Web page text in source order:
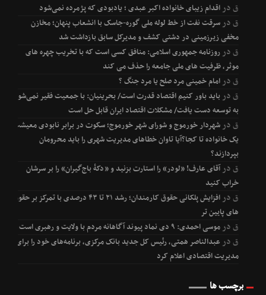
قدراقدام زیبای خانواده اکبر عبدی ؛ یادبودی که پژمرده نمی‌شود
قدرسرقت نفت از خط لوله ملی گوره-جاسک با انشعاب پنهان؛ مخازن
مخفی زیرزمینی در دشتی کشف و مدیرکل سابق بازداشت شد
قدرروزنامه جمهوری اسلامی: منافق کسی است که با تخریب چهره های
موثر، ظرفیت های ملی جامعه را حذف می کند
قدرامام خمینی مرد صلح یا مرد جنگ ؟
قدرباید باور کنیم اقتصاد قدرت است/ بحرینیان: با جمعیت فقیر نمی‌شود
به توسعه دست یافت/ مشکلات اقتصاد ایران قابل حل است
قدرشهردار خورموج و شورای شهر خورموج؛ سکوت در برابر نابودی معیشت
یک خانواده تا کجا؟آیا تاوان خطاهای مدیریت شهری را باید محرومان
بپردازند؟
قدرآقای عارف! «لودر» را استارت بزنید و «دکۀ باج‌گیران» را بر سرشان
خراب کنید
قدر
افزایش پلکانی حقوق کارمندان؛ رشد ۲۱ تا ۴۳ درصدی با تمرکز بر حقوق
های پایین تر
قدرموسی احمدی: ۹ دی نماد پیوند آگاهانه مردم با ولایت و رهبری است
قدرعبدالناصر همتی، رئیس کل جدید بانک مرکزی، برنامه‌های خود را برای
مدیریت اقتصادی اعلام کرد
برچسب ها